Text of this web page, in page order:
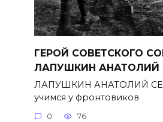
ГЕРОЙ СОВЕТСКОГО
ЛАПУШКИН АНАТОЛИЙ
ЛАПУШКИН АНАТОЛИЙ
учимся у фронтовиков
0 76